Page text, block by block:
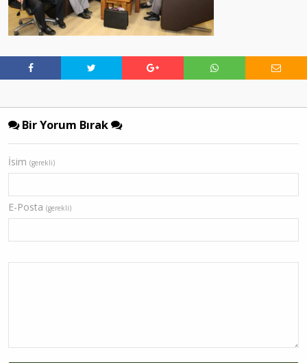
Bir Yorum Bırak
İsim (gerekli)
E-Posta (gerekli)